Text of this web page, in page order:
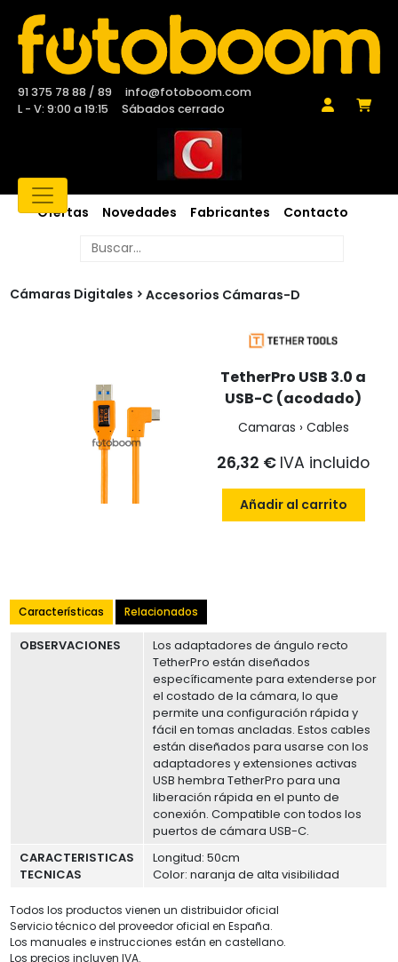
91 375 78 88 / 89
info@fotoboom.com
L - V: 9:00 a 19:15
Sábados cerrado
Ofertas Novedades Fabricantes Contacto
Cámaras Digitales Accesorios Cámaras-D
TetherPro USB 3.0 a
USB-C (acodado)
Camaras › Cables
26,32 € IVA incluido
Añadir al carrito
Características Relacionados
OBSERVACIONES
Los adaptadores de ángulo recto
TetherPro están diseñados
específicamente para extenderse por
el costado de la cámara, lo que
permite una configuración rápida y
fácil en tomas ancladas. Estos cables
están diseñados para usarse con los
adaptadores y extensiones activas
USB hembra TetherPro para una
liberación rápida en el punto de
conexión. Compatible con todos los
puertos de cámara USB-C.
CARACTERISTICAS
TECNICAS
Longitud: 50cm
Color: naranja de alta visibilidad
Todos los productos vienen un distribuidor oficial
Servicio técnico del proveedor oficial en España.
Los manuales e instrucciones están en castellano.
Los precios incluyen IVA.